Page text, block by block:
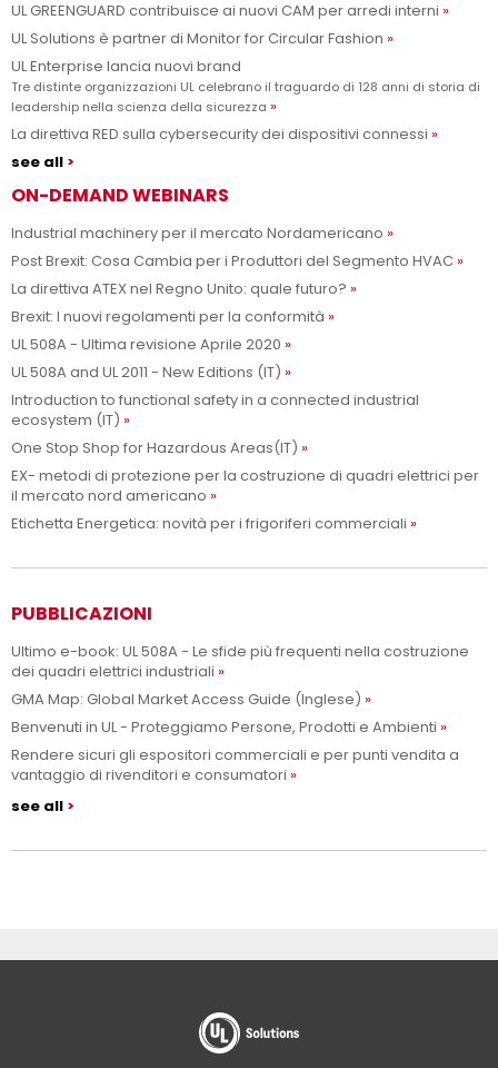
UL GREENGUARD contribuisce ai nuovi CAM per arredi interni
UL Solutions è partner di Monitor for Circular Fashion
UL Enterprise lancia nuovi brand
Tre distinte organizzazioni UL celebrano il traguardo di 128 anni di storia di
leadership nella scienza della sicurezza
La direttiva RED sulla cybersecurity dei dispositivi connessi
see all
ON-DEMAND WEBINARS
Industrial machinery per il mercato Nordamericano
Post Brexit: Cosa Cambia per i Produttori del Segmento HVAC
La direttiva ATEX nel Regno Unito: quale futuro?
Brexit: I nuovi regolamenti per la conformità
UL 508A - Ultima revisione Aprile 2020
UL 508A and UL 2011 - New Editions (IT)
Introduction to functional safety in a connected industrial
ecosystem (IT)
One Stop Shop for Hazardous Areas(IT)
EX- metodi di protezione per la costruzione di quadri elettrici per
il mercato nord americano
Etichetta Energetica: novità per i frigoriferi commerciali
PUBBLICAZIONI
Ultimo e-book: UL 508A - Le sfide più frequenti nella costruzione
dei quadri elettrici industriali
GMA Map: Global Market Access Guide (Inglese)
Benvenuti in UL - Proteggiamo Persone, Prodotti e Ambienti
Rendere sicuri gli espositori commerciali e per punti vendita a
vantaggio di rivenditori e consumatori
see all